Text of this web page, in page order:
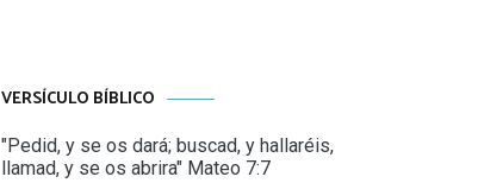
VERSÍCULO BÍBLICO
"Pedid, y se os dará; buscad, y hallaréis,
llamad, y se os abrira" Mateo 7:7